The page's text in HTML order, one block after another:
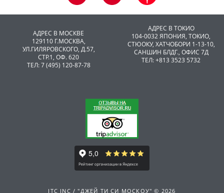
АДРЕС В МОСКВЕ
129110 Г.МОСКВА,
УЛ.ГИЛЯРОВСКОГО, Д.57,
СТР.1, ОФ. 620
ТЕЛ: 7 (495) 120-87-78
АДРЕС В ТОКИО
104-0032 ЯПОНИЯ, ТОКИО,
CТЮОКУ, ХАТЧОБОРИ 1-13-10,
САНШИН БЛДГ., ОФИС 7Д
ТЕЛ: +813 3523 5732
JTC INC / "ДЖЕЙ ТИ СИ МОСКОУ" © 2026